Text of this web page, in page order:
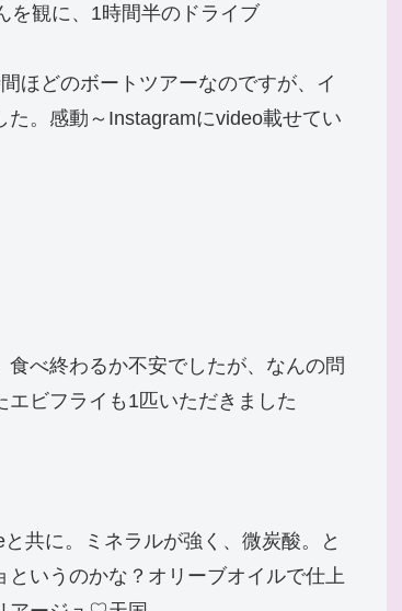
を観に、1時間半のドライブ
ほどのボートツアーなのですが、イ
。感動～Instagramにvideo載せてい
べ終わるか不安でしたが、なんの問
ビフライも1匹いただきました
共に。ミネラルが強く、微炭酸。と
いうのかな？オリーブオイルで仕上